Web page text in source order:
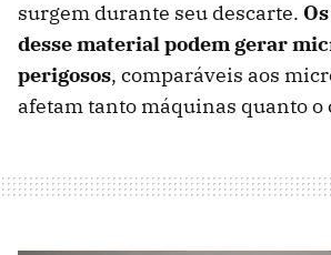
surgem durante seu descarte.
desse material podem gerar
perigosos, comparáveis ​​aos
afetam tanto máquinas quanto o